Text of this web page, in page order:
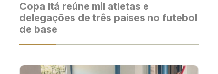
Copa Itá reúne mil atletas e
delegações de três países no futebol
de base